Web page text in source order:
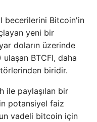
becerilerini Bitcoin'in
yeni bir
doların üzerinde
BTCFI, daha
biridir.
ile paylaşılan bir
potansiyel faiz
vadeli bitcoin için